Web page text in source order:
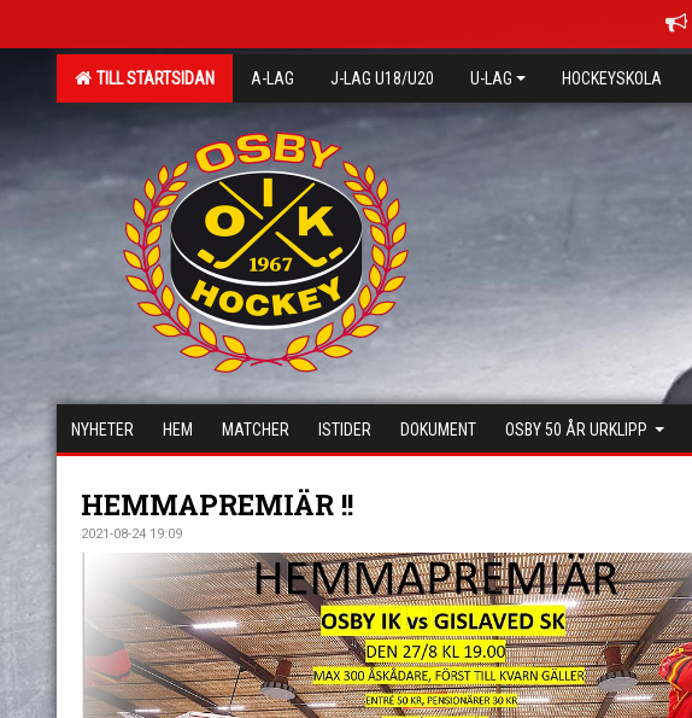
TILL STARTSIDAN A-LAG J-LAG U18/U20 U-LAG HOCKEYSKOLA
NYHETER HEM MATCHER ISTIDER DOKUMENT OSBY 50 ÅR URKLIPP
HEMMAPREMIÄR !!
2021-08-24 19:09